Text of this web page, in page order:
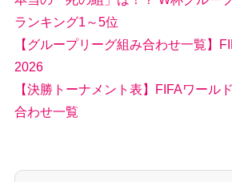
ランキング1～5位
【グループリーグ組み合わせ一覧】
2026
【決勝トーナメント表】FIFAワー
合わせ一覧